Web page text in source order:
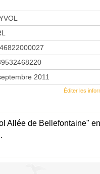
2011
Éditer les
Allée de Bellefontaine"
.